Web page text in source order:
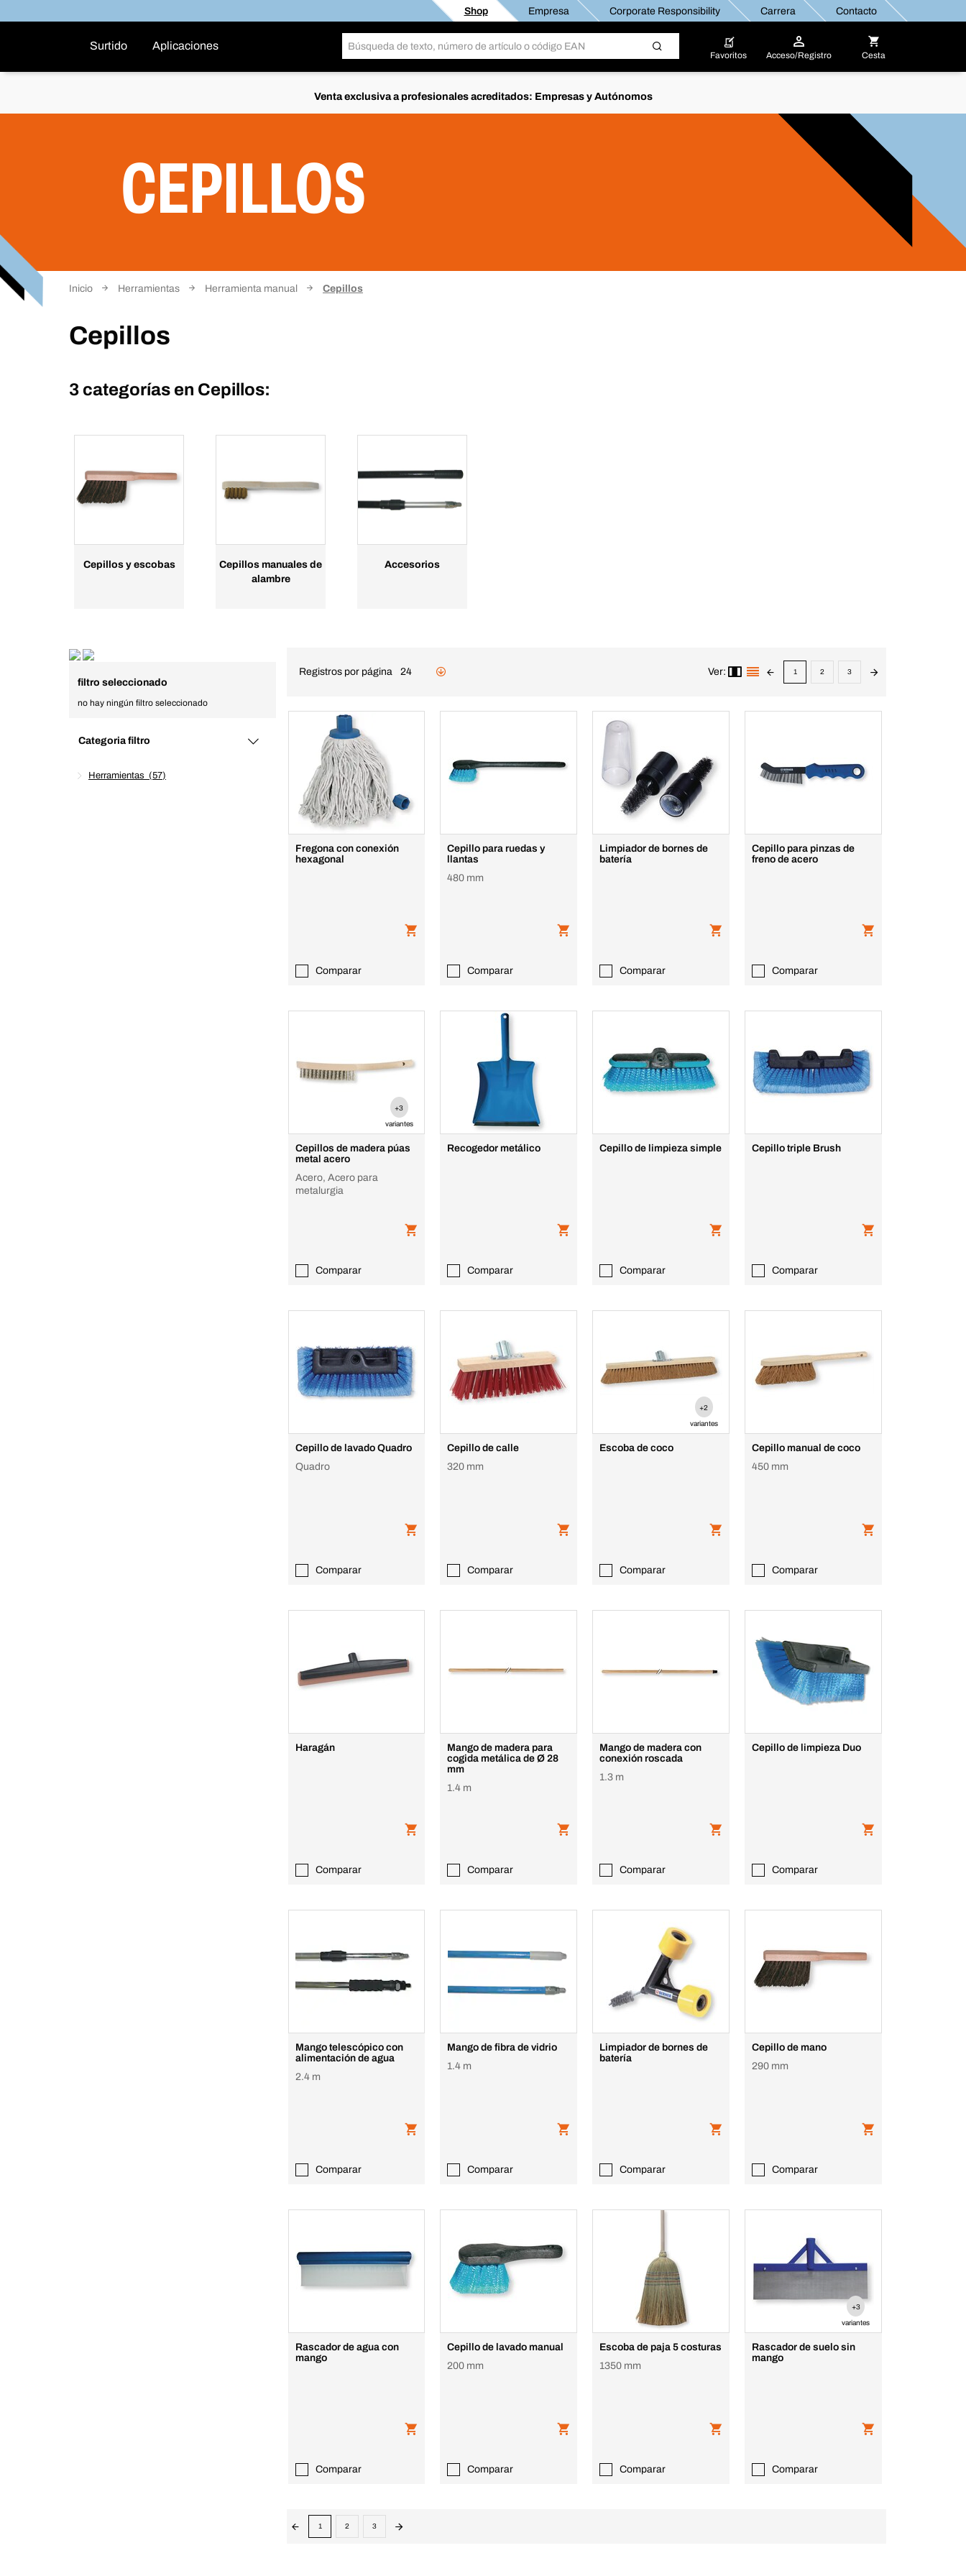
Shop Empresa Corporate Responsibility Carrera Contacto
Surtido Aplicaciones
Favoritos Acceso/Registro Cesta
Venta exclusiva a profesionales acreditados: Empresas y Autónomos
CEPILLOS
Inicio Herramientas Herramienta manual Cepillos
Cepillos
3 categorías en Cepillos:
Cepillos y escobas
Cepillos manuales de
alambre
Accesorios
filtro seleccionado
no hay ningún filtro seleccionado
Categoria filtro
Herramientas 57
Registros por página 24 Ver: 1 2 3
Fregona con conexión
hexagonal
Comparar
Cepillo para ruedas y
llantas
480 mm
Comparar
Limpiador de bornes de
batería
Comparar
Cepillo para pinzas de
freno de acero
Comparar
+3
variantes
Cepillos de madera púas
metal acero
Acero, Acero para
metalurgia
Comparar
Recogedor metálico
Comparar
Cepillo de limpieza simple
Comparar
Cepillo triple Brush
Comparar
Cepillo de lavado Quadro
Quadro
Comparar
Cepillo de calle
320 mm
Comparar
+2
variantes
Escoba de coco
Comparar
Cepillo manual de coco
450 mm
Comparar
Haragán
Comparar
Mango de madera para
cogida metálica de Ø 28
mm
1.4 m
Comparar
Mango de madera con
conexión roscada
1.3 m
Comparar
Cepillo de limpieza Duo
Comparar
Mango telescópico con
alimentación de agua
2.4 m
Comparar
Mango de fibra de vidrio
1.4 m
Comparar
Limpiador de bornes de
batería
Comparar
Cepillo de mano
290 mm
Comparar
Rascador de agua con
mango
Comparar
Cepillo de lavado manual
200 mm
Comparar
Escoba de paja 5 costuras
1350 mm
Comparar
+3
variantes
Rascador de suelo sin
mango
Comparar
1 2 3